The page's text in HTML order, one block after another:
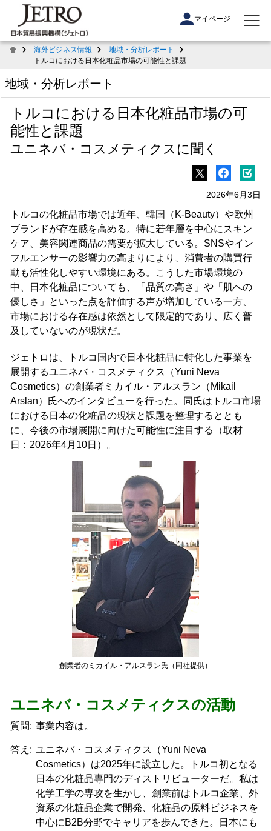
マイページ
海外ビジネス情報
地域・分析レポート
トルコにおける日本化粧品市場の可能性と課題
地域・分析レポート
トルコにおける日本化粧品市場の可
能性と課題
ユニネバ・コスメティクスに聞く
2026年6月3日
トルコの化粧品市場では近年、韓国（K-Beauty）や欧州
ブランドが存在感を高める。特に若年層を中心にスキン
ケア、美容関連商品の需要が拡大している。SNSやイン
フルエンサーの影響力の高まりにより、消費者の購買行
動も活性化しやすい環境にある。こうした市場環境の
中、日本化粧品についても、「品質の高さ」や「肌への
優しさ」といった点を評価する声が増加している一方、
市場における存在感は依然として限定的であり、広く普
及していないのが現状だ。
ジェトロは、トルコ国内で日本化粧品に特化した事業を
展開するユニネバ・コスメティクス（Yuni Neva
Cosmetics）の創業者ミカイル・アルスラン（Mikail
Arslan）氏へのインタビューを行った。同氏はトルコ市場
における日本の化粧品の現状と課題を整理するととも
に、今後の市場展開に向けた可能性に注目する（取材
日：2026年4月10日）。
創業者のミカイル・アルスラン氏（同社提供）
ユニネバ・コスメティクスの活動
質問: 事業内容は。
答え: ユニネバ・コスメティクス（Yuni Neva
Cosmetics）は2025年に設立した。トルコ初となる
日本の化粧品専門のディストリビューターだ。私は
化学工学の専攻を生かし、創業前はトルコ企業、外
資系の化粧品企業で開発、化粧品の原料ビジネスを
中心にB2B分野でキャリアを歩んできた。日本にも